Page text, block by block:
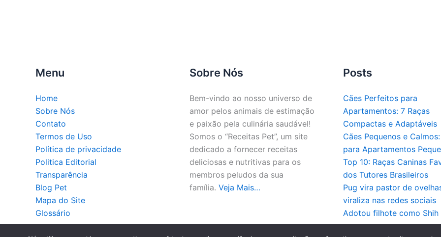
Menu
Home
Sobre Nós
Contato
Termos de Uso
Política de privacidade
Politica Editorial
Transparência
Blog Pet
Mapa do Site
Glossário
Sobre Nós
Bem-vindo ao nosso universo de
amor pelos animais de estimação
e paixão pela culinária saudável!
Somos o “Receitas Pet”, um site
dedicado a fornecer receitas
deliciosas e nutritivas para os
membros peludos da sua
família. Veja Mais…
Posts
Cães Perfeitos para
Apartamentos: 7 Raças
Compactas e Adaptáveis
Cães Pequenos e
para Apartamentos
Top 10: Raças Caninas
dos Tutores Brasileiros
Pug vira pastor de
viraliza nas redes sociais
Adotou filhote como Shih